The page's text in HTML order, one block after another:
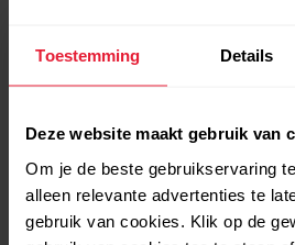
Toestemming Details
Deze website maakt gebruik van
Om je de beste gebruikservaring
alleen relevante advertenties te
gebruik van cookies. Klik op de